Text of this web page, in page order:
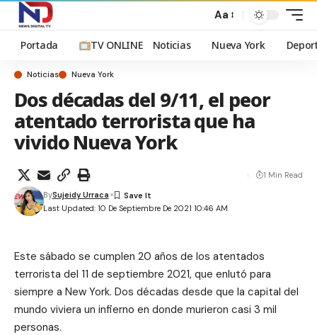
Aa
Portada TV ONLINE Noticias Nueva York
Noticias Nueva York
Dos décadas del 9/11, el peor
atentado terrorista que ha
vivido Nueva York
Last Updated: 10 De Septiembre De 2021 10:46 AM
BySujeidy Urraca
1 Min Read
Este sábado se cumplen 20 años de los atentados
terrorista del 11 de septiembre 2021, que enlutó para
siempre a New York. Dos décadas desde que la capital del
mundo viviera un infierno en donde murieron casi 3 mil
personas.